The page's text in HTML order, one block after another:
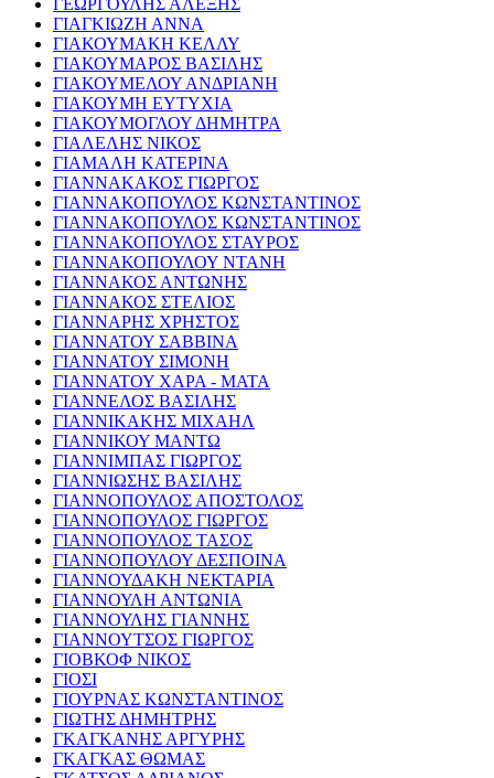
ΓΕΩΡΓΟΥΛΗΣ ΑΛΕΞΗΣ
ΓΙΑΓΚΙΩΖΗ ΑΝΝΑ
ΓΙΑΚΟΥΜΑΚΗ ΚΕΛΛΥ
ΓΙΑΚΟΥΜΑΡΟΣ ΒΑΣΙΛΗΣ
ΓΙΑΚΟΥΜΕΛΟΥ ΑΝΔΡΙΑΝΗ
ΓΙΑΚΟΥΜΗ ΕΥΤΥΧΙΑ
ΓΙΑΚΟΥΜΟΓΛΟΥ ΔΗΜΗΤΡΑ
ΓΙΑΛΕΛΗΣ ΝΙΚΟΣ
ΓΙΑΜΑΛΗ ΚΑΤΕΡΙΝΑ
ΓΙΑΝΝΑΚΑΚΟΣ ΓΙΩΡΓΟΣ
ΓΙΑΝΝΑΚΟΠΟΥΛΟΣ ΚΩΝΣΤΑΝΤΙΝΟΣ
ΓΙΑΝΝΑΚΟΠΟΥΛΟΣ ΚΩΝΣΤΑΝΤΙΝΟΣ
ΓΙΑΝΝΑΚΟΠΟΥΛΟΣ ΣΤΑΥΡΟΣ
ΓΙΑΝΝΑΚΟΠΟΥΛΟΥ ΝΤΑΝΗ
ΓΙΑΝΝΑΚΟΣ ΑΝΤΩΝΗΣ
ΓΙΑΝΝΑΚΟΣ ΣΤΕΛΙΟΣ
ΓΙΑΝΝΑΡΗΣ ΧΡΗΣΤΟΣ
ΓΙΑΝΝΑΤΟΥ ΣΑΒΒΙΝΑ
ΓΙΑΝΝΑΤΟΥ ΣΙΜΟΝΗ
ΓΙΑΝΝΑΤΟΥ ΧΑΡΑ - ΜΑΤΑ
ΓΙΑΝΝΕΛΟΣ ΒΑΣΙΛΗΣ
ΓΙΑΝΝΙΚΑΚΗΣ ΜΙΧΑΗΛ
ΓΙΑΝΝΙΚΟΥ ΜΑΝΤΩ
ΓΙΑΝΝΙΜΠΑΣ ΓΙΩΡΓΟΣ
ΓΙΑΝΝΙΩΣΗΣ ΒΑΣΙΛΗΣ
ΓΙΑΝΝΟΠΟΥΛΟΣ ΑΠΟΣΤΟΛΟΣ
ΓΙΑΝΝΟΠΟΥΛΟΣ ΓΙΩΡΓΟΣ
ΓΙΑΝΝΟΠΟΥΛΟΣ ΤΑΣΟΣ
ΓΙΑΝΝΟΠΟΥΛΟΥ ΔΕΣΠΟΙΝΑ
ΓΙΑΝΝΟΥΔΑΚΗ ΝΕΚΤΑΡΙΑ
ΓΙΑΝΝΟΥΛΗ ΑΝΤΩΝΙΑ
ΓΙΑΝΝΟΥΛΗΣ ΓΙΑΝΝΗΣ
ΓΙΑΝΝΟΥΤΣΟΣ ΓΙΩΡΓΟΣ
ΓΙΟΒΚΟΦ ΝΙΚΟΣ
ΓΙΟΣΙ
ΓΙΟΥΡΝΑΣ ΚΩΝΣΤΑΝΤΙΝΟΣ
ΓΙΩΤΗΣ ΔΗΜΗΤΡΗΣ
ΓΚΑΓΚΑΝΗΣ ΑΡΓΥΡΗΣ
ΓΚΑΓΚΑΣ ΘΩΜΑΣ